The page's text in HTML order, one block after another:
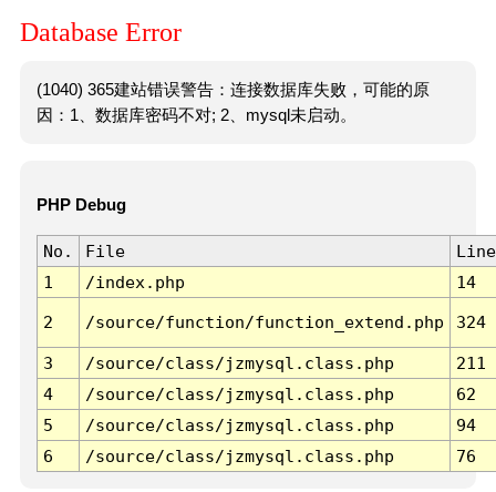
Database Error
(1040) 365建站错误警告：连接数据库失败，可能的原
因：1、数据库密码不对; 2、mysql未启动。
PHP Debug
No. File
Line
1
/index.php 14
2 /source/function/function_extend.php 324
3 /source/class/jzmysql.class.php
211
4
/source/class/jzmysql.class.php
62
5
/source/class/jzmysql.class.php
94
6
/source/class/jzmysql.class.php 76